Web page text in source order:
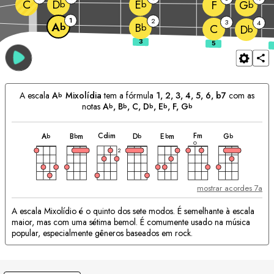
Ab 1 Bb 2 C 3 Db 4
C Db Eb F Gb
A escalaAb Mixolídia tem a fórmula 1, 2, 3, 4, 5, 6, b7com as
notas Ab, Bb, C, Db, Eb, F, Gb
Correspondentes:
Ab
acorde
Bbm
acorde
Cdim
acorde
2
Db
acorde
Ebm
acorde
Fm
acorde
Gb
acorde
mostrar acordes 7a
A escala Mixolídio é o quinto dos sete modos. É semelhante à escala
maior, mas com uma sétima bemol. É comumente usado na música
popular, especialmente gêneros baseados em rock.